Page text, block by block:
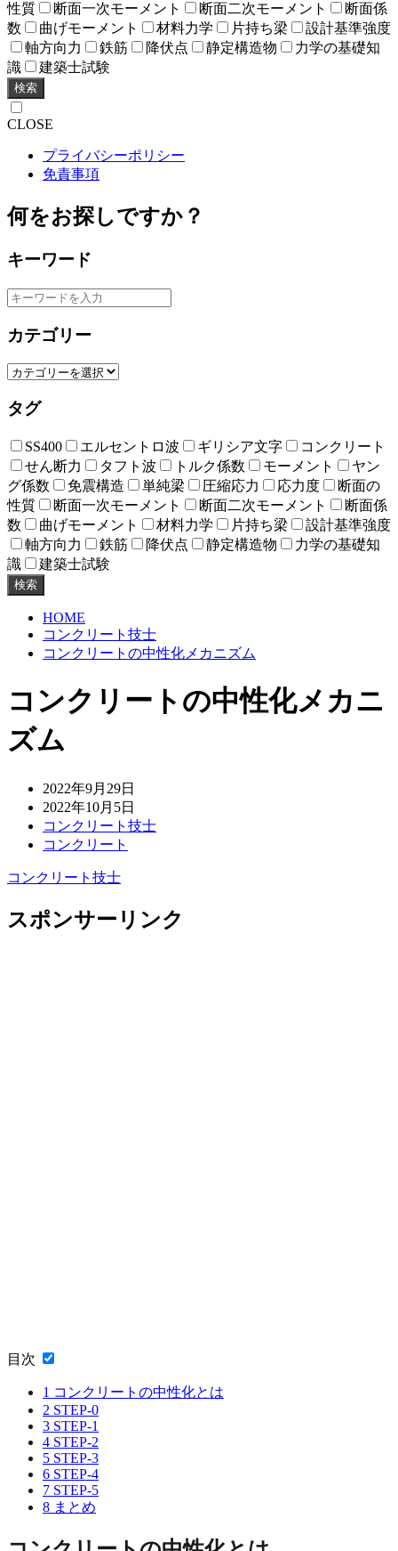
性質
断面一次モーメント 断面二次モーメント
断面係
数
曲げモーメント 材料力学 片持ち梁
設計基準強度
軸方向力
鉄筋 降伏点 静定構造物
力学の基礎知
識
建築士試験
検索
CLOSE
プライバシーポリシー
免責事項
何をお探しですか？
キーワード
カテゴリー
タグ
SS400 エルセントロ波 ギリシア文字
コンクリート
せん断力
タフト波 トルク係数 モーメント
ヤン
グ係数
免震構造 単純梁 圧縮応力 応力度
断面の
性質
断面一次モーメント 断面二次モーメント
断面係
数
曲げモーメント 材料力学 片持ち梁
設計基準強度
軸方向力
鉄筋 降伏点 静定構造物
力学の基礎知
識
建築士試験
検索
HOME
コンクリート技士
コンクリートの中性化メカニズム
コンクリートの中性化メカニ
ズム
2022年9月29日
2022年10月5日
コンクリート技士
コンクリート
コンクリート技士
スポンサーリンク
目次
1 コンクリートの中性化とは
2 STEP-0
3 STEP-1
4 STEP-2
5 STEP-3
6 STEP-4
7 STEP-5
8 まとめ